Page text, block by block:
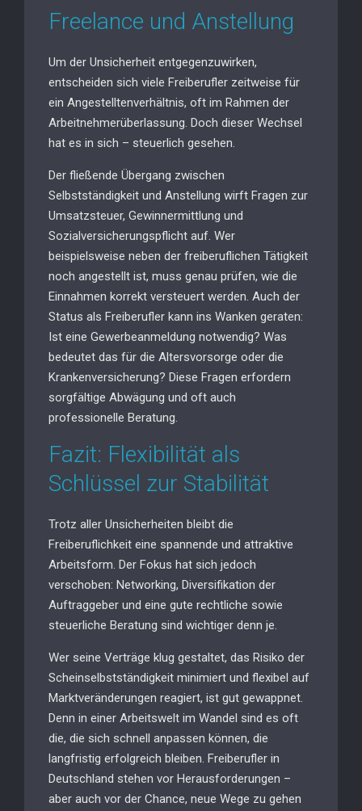
Freelance und Anstellung
Um der Unsicherheit entgegenzuwirken,
entscheiden sich viele Freiberufler zeitweise für
ein Angestelltenverhältnis, oft im Rahmen der
Arbeitnehmerüberlassung. Doch dieser Wechsel
hat es in sich – steuerlich gesehen.
Der fließende Übergang zwischen
Selbstständigkeit und Anstellung wirft Fragen zur
Umsatzsteuer, Gewinnermittlung und
Sozialversicherungspflicht auf. Wer
beispielsweise neben der freiberuflichen Tätigkeit
noch angestellt ist, muss genau prüfen, wie die
Einnahmen korrekt versteuert werden. Auch der
Status als Freiberufler kann ins Wanken geraten:
Ist eine Gewerbeanmeldung notwendig? Was
bedeutet das für die Altersvorsorge oder die
Krankenversicherung? Diese Fragen erfordern
sorgfältige Abwägung und oft auch
professionelle Beratung.
Fazit: Flexibilität als
Schlüssel zur Stabilität
Trotz aller Unsicherheiten bleibt die
Freiberuflichkeit eine spannende und attraktive
Arbeitsform. Der Fokus hat sich jedoch
verschoben: Networking, Diversifikation der
Auftraggeber und eine gute rechtliche sowie
steuerliche Beratung sind wichtiger denn je.
Wer seine Verträge klug gestaltet, das Risiko der
Scheinselbstständigkeit minimiert und flexibel auf
Marktveränderungen reagiert, ist gut gewappnet.
Denn in einer Arbeitswelt im Wandel sind es oft
die, die sich schnell anpassen können, die
langfristig erfolgreich bleiben. Freiberufler in
Deutschland stehen vor Herausforderungen –
aber auch vor der Chance, neue Wege zu gehen